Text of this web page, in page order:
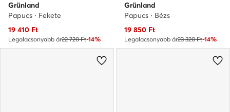
Grünland
Papucs · Fekete
Aktuális ár
19 410 Ft
Legalacsonyabb ár22 720 Ft-14%
Grünland
Papucs · Bézs
Aktuális ár
19 850 Ft
Legalacsonyabb ár23 320 Ft-14%